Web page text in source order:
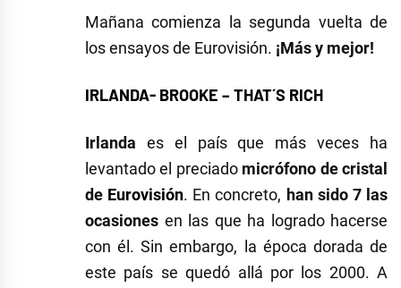
Mañana comienza la segunda vuelta de
los ensayos de Eurovisión. ¡Más y mejor!
IRLANDA- BROOKE – THAT´S RICH
Irlanda es el país que más veces ha
levantado el preciado micrófono de cristal
de Eurovisión. En concreto, han sido 7 las
ocasiones en las que ha logrado hacerse
con él. Sin embargo, la época dorada de
este país se quedó allá por los 2000. A